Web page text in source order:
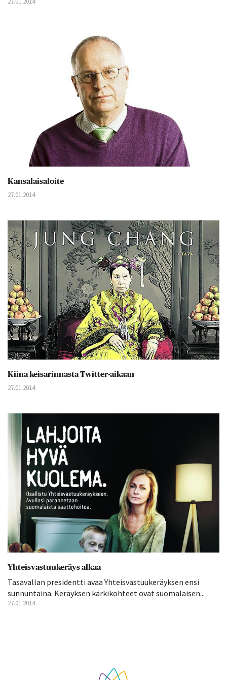
Kansalaisaloite
27.01.2014
Kiina keisarinnasta Twitter-aikaan
27.01.2014
Yhteisvastuukeräys alkaa
Tasavallan presidentti avaa Yhteisvastuukeräyksen ensi
sunnuntaina. Keräyksen kärkikohteet ovat suomalaisen...
27.01.2014